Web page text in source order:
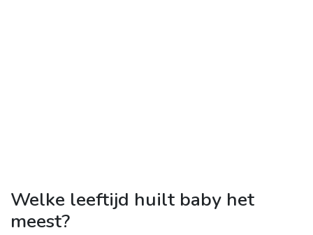
Welke leeftijd huilt baby het
meest?